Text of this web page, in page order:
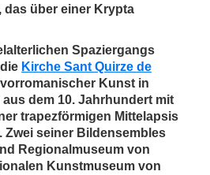
das über einer Krypta
Spaziergangs
Kirche Sant Quirze de
Kunst in
dem 10. Jahrhundert mit
trapezförmigen Mittelapsis
Zwei seiner Bildensembles
Regionalmuseum von
Kunstmuseum von